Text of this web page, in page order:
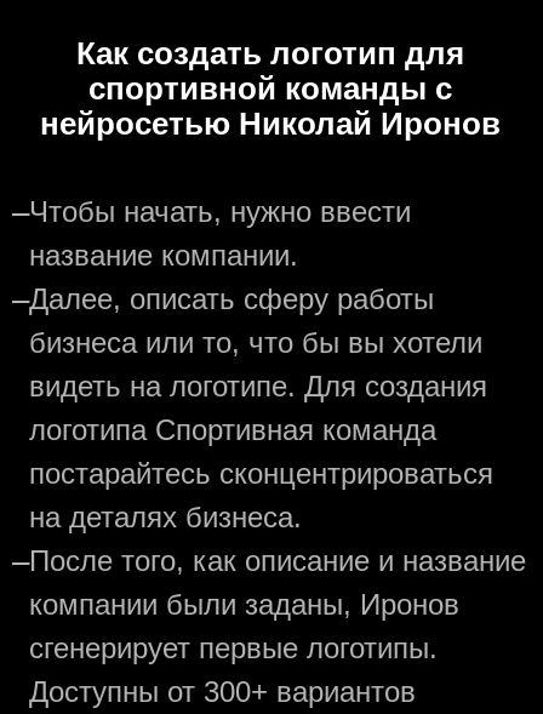
Как создать логотип для
спортивной команды с
нейросетью Николай Иронов
—Чтобы начать, нужно ввести
название компании.
—Далее, описать сферу работы
бизнеса или то, что бы вы хотели
видеть на логотипе. Для создания
логотипа Спортивная команда
постарайтесь сконцентрироваться
на деталях бизнеса.
—После того, как описание и название
компании были заданы, Иронов
сгенерирует первые логотипы.
Доступны от 300+ вариантов